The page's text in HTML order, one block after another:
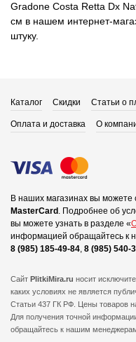
Gradone Costa Retta Dx
см в нашем интернет-
штуку.
Каталог Скидки Статьи о
Оплата и доставка О
В наших магазинах вы можете
MasterCard . Подробнее об
вы можете узнать в разделе «
информацией обращайтесь к
8 (985) 185-49-84, 8 (985) 540-
Сайт PlitkiMira.ru носит
каких условиях не является
Статьи 437 ГК РФ. Цены товаров
Для получения точной
обращайтесь к нашим